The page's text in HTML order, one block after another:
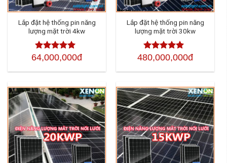
Lắp đặt hệ thống pin năng
lượng mặt trời 4kw
Được xếp
5 sao
64,000,000đ
Lắp đặt hệ thống pin năng
lượng mặt trời 30kw
Được xếp
sao
480,000,000đ